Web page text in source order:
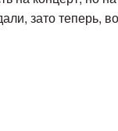
зато теперь,